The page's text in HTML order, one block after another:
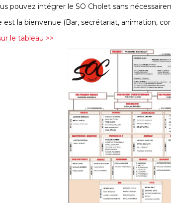
pouvez intégrer le SO Cholet sans
est la bienvenue (Bar, secrétariat, animation,
le tableau >>